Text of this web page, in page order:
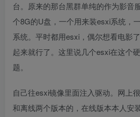
台。原来的那台黑群单纯的作为影音
个8G的U盘，一个用来装esxi系统，
系统。平时都用esxi，偶尔想看电影
起来就行了。这里说几个esxi在这个
题。
自己往esxi镜像里面注入驱动。网上
和离线两个版本的，在线版本本人安